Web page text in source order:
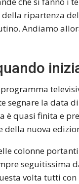
della ripartenza
Andiamo
segnare la data
è quasi finita e
della nuova
colonne
seguitissima
volta tutti